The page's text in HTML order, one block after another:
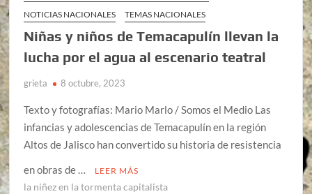
NOTICIAS NACIONALES
TEMAS NACIONALES
Niñas y niños de Temacapulín llevan la
lucha por el agua al escenario teatral
grieta 8 octubre, 2023
Texto y fotografías: Mario Marlo / Somos el Medio Las
infancias y adolescencias de Temacapulín en la región
Altos de Jalisco han convertido su historia de resistencia
en obras de …
LEER MÁS
la niñez en la tormenta capitalista